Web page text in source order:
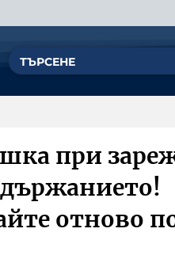
при
отново